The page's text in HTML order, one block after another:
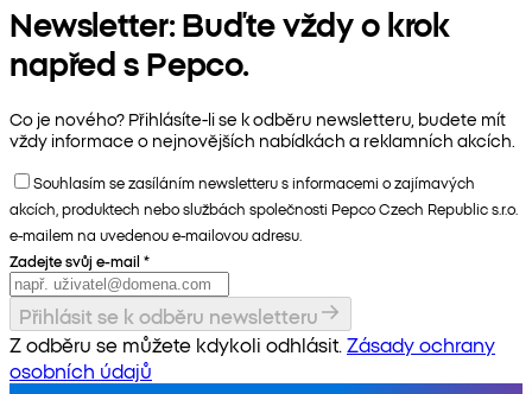
Newsletter: Buďte vždy o krok
napřed s Pepco.
Co je nového? Přihlásíte-li se k odběru newsletteru, budete mít
vždy informace o nejnovějších nabídkách a reklamních akcích.
Souhlasím se zasíláním newsletteru s informacemi o zajímavých
akcích, produktech nebo službách společnosti Pepco Czech Republic s.r.o.
e-mailem na uvedenou e-mailovou adresu.
Zadejte svůj e-mail *
Přihlásit se k odběru newsletteru
Z odběru se můžete kdykoli odhlásit. Zásady ochrany
osobních údajů